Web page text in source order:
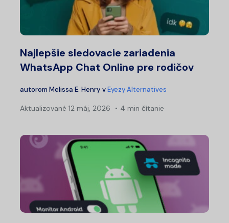
Najlepšie sledovacie zariadenia
WhatsApp Chat Online pre rodičov
autorom Melissa E. Henry vEyezy Alternatives
Aktualizované 12 máj, 2026 4 min čítanie